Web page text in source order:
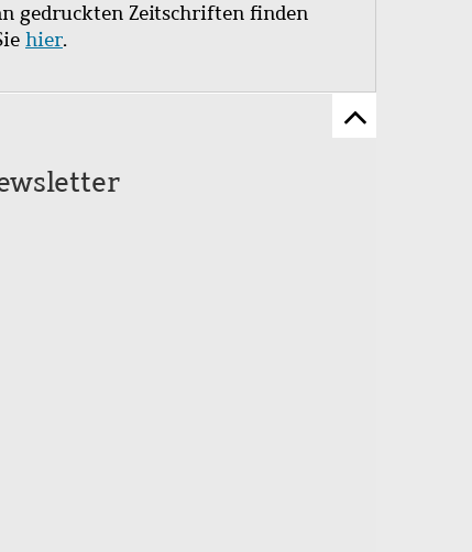
gedruckten Zeitschriften finden
hier.
Zum